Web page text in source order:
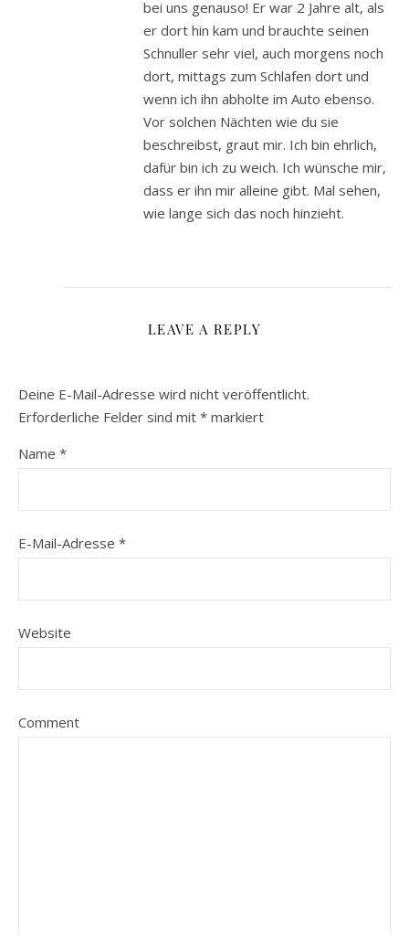
bei uns genauso! Er war 2 Jahre alt, als
er dort hin kam und brauchte seinen
Schnuller sehr viel, auch morgens noch
dort, mittags zum Schlafen dort und
wenn ich ihn abholte im Auto ebenso.
Vor solchen Nächten wie du sie
beschreibst, graut mir. Ich bin ehrlich,
dafür bin ich zu weich. Ich wünsche mir,
dass er ihn mir alleine gibt. Mal sehen,
wie lange sich das noch hinzieht.
LEAVE A REPLY
Deine E-Mail-Adresse wird nicht veröffentlicht.
Erforderliche Felder sind mit * markiert
Name *
E-Mail-Adresse *
Website
Comment